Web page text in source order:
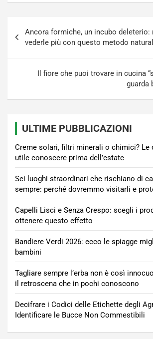
articoli
Ancora formiche, un incubo deleterio:
vederle più con questo metodo
Il fiore che puoi trovare in cucina
guarda
ULTIME PUBBLICAZIONI
Creme solari, filtri minerali o chimici? Le
utile conoscere prima dell’estate
Sei luoghi straordinari che rischiano di
sempre: perché dovremmo visitarli e
Capelli Lisci e Senza Crespo: scegli i
ottenere questo effetto
Bandiere Verdi 2026: ecco le spiagge
bambini
Tagliare sempre l’erba non è così
il retroscena che in pochi conoscono
Decifrare i Codici delle Etichette degli
Identificare le Bucce Non Commestibili